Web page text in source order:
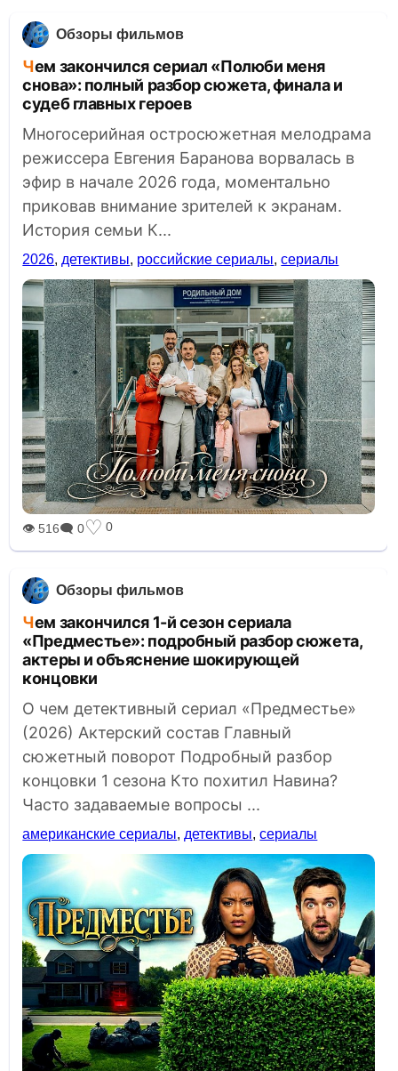
Обзоры фильмов
Чем закончился сериал «Полюби меня
снова»: полный разбор сюжета, финала и
судеб главных героев
Многосерийная остросюжетная мелодрама
режиссера Евгения Баранова ворвалась в
эфир в начале 2026 года, моментально
приковав внимание зрителей к экранам.
История семьи К...
2026, детективы, российские сериалы,сериалы
👁 516🗨 0♡ 0
Обзоры фильмов
Чем закончился 1-й сезон сериала
«Предместье»: подробный разбор сюжета,
актеры и объяснение шокирующей
концовки
О чем детективный сериал «Предместье»
(2026) Актерский состав Главный
сюжетный поворот Подробный разбор
концовки 1 сезона Кто похитил Навина?
Часто задаваемые вопросы ...
американские сериалы, детективы,сериалы